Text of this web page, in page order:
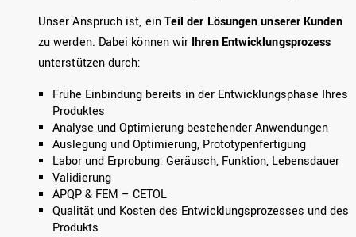
Unser Anspruch ist, einTeil der Lösungen unserer Kunden
zu werden. Dabei können wir Ihren Entwicklungsprozess
unterstützen durch:
Frühe Einbindung bereits in der Entwicklungsphase Ihres
Produktes
Analyse und Optimierung bestehender Anwendungen
Auslegung und Optimierung, Prototypenfertigung
Labor und Erprobung: Geräusch, Funktion, Lebensdauer
Validierung
APQP & FEM – CETOL
Qualität und Kosten des Entwicklungsprozesses und des
Produkts